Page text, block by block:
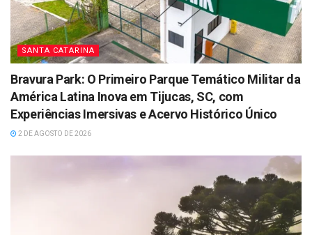
SANTA CATARINA
Bravura Park: O Primeiro Parque Temático Militar da
América Latina Inova em Tijucas, SC, com
Experiências Imersivas e Acervo Histórico Único
2 DE AGOSTO DE 2026